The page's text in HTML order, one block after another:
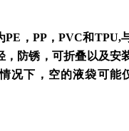
PE，PP，PVC和TPU,
，防锈，可折叠以及安
况下，空的液袋可能